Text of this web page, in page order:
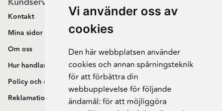
Vi använder oss av
cookies
Den här webbplatsen använder
cookies och annan spårningsteknik
för att förbättra din
webbupplevelse för följande
ändamål: för att möjliggöra
Kontakt
Mina sidor
Om oss
Hur handlar jag?
Policy och cookies
Reklamation och retur